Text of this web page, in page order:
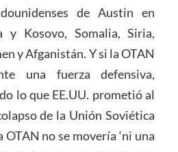
de Austin en
y Kosovo, Somalia, Siria,
y Afganistán. Y si la OTAN
una fuerza defensiva,
lo que EE.UU. prometió al
de la Unión Soviética
OTAN no se movería ‘ni una